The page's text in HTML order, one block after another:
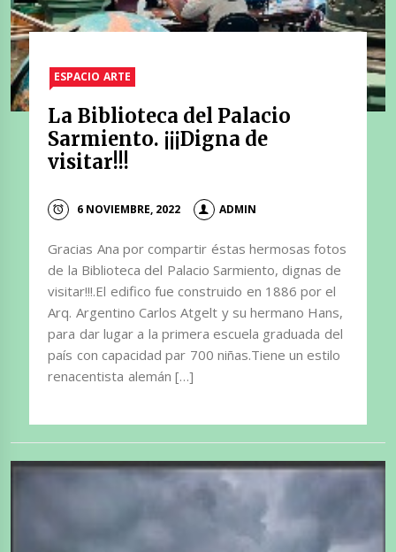
ESPACIO ARTE
La Biblioteca del Palacio
Sarmiento. ¡¡¡Digna de
visitar!!!
6 NOVIEMBRE, 2022 ADMIN
Gracias Ana por compartir éstas hermosas fotos
de la Biblioteca del Palacio Sarmiento, dignas de
visitar!!!.El edifico fue construido en 1886 por el
Arq. Argentino Carlos Atgelt y su hermano Hans,
para dar lugar a la primera escuela graduada del
país con capacidad par 700 niñas.Tiene un estilo
renacentista alemán […]